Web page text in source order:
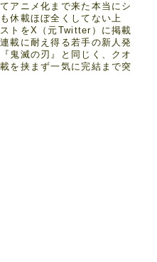
アニメ化まで来た本当にシ
休載ほぼ全くしてない上
トをX（元Twitter）に掲載
載に耐え得る若手の新人発
鬼滅の刃』と同じく、クオ
を挟まず一気に完結まで突